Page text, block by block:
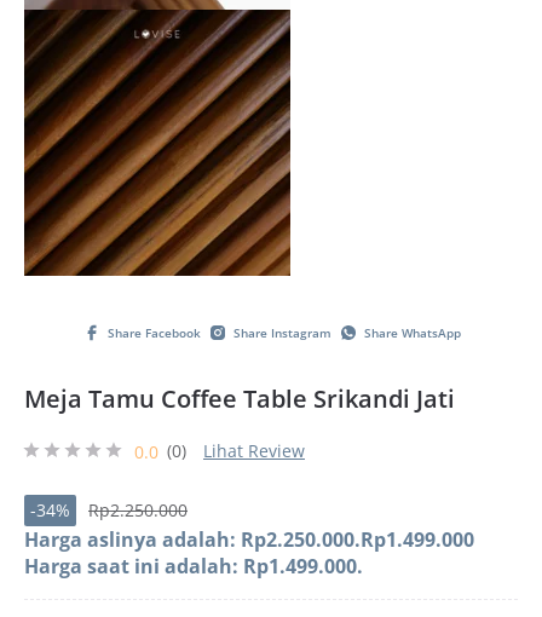
Share Facebook Share Instagram Share WhatsApp
Meja Tamu Coffee Table Srikandi Jati
0.0 (0) Lihat Review
-34% Rp2.250.000
Harga aslinya adalah: Rp2.250.000.Rp1.499.000
Harga saat ini adalah: Rp1.499.000.